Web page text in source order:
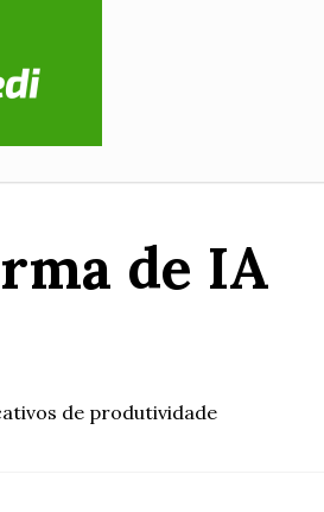
de IA
de produtividade